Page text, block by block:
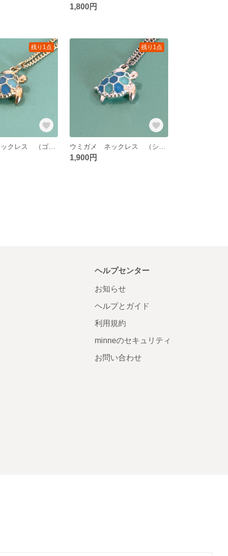
1,800円
残り1点 残り1点
1,900円
ヘルプセンター
お知らせ
ヘルプとガイド
利用規約
minneのセキュリティ
お問い合わせ